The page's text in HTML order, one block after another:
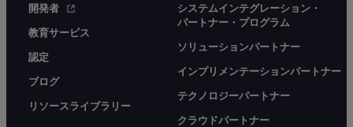
開発者
教育サービス
認定
ブログ
リソースライブラリー
システムインテグレーション・
パートナー・プログラム
ソリューションパートナー
インプリメンテーションパートナー
テクノロジーパートナー
クラウドパートナー